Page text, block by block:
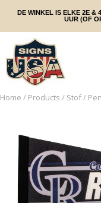
DE WINKEL IS ELKE 2E &
UUR (OF
Home / Products / Stof/